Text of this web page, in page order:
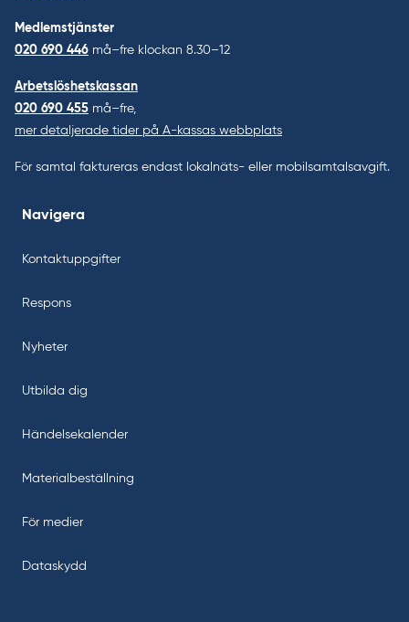
Medlemstjänster
020 690 446 må–fre klockan 8.30–12
Arbetslöshetskassan
020 690 455 må–fre,
mer detaljerade tider på A-kassas webbplats
För samtal faktureras endast lokalnäts- eller mobilsamtalsavgift.
Navigera
Kontaktuppgifter
Respons
Nyheter
Utbilda dig
Händelsekalender
Materialbeställning
För medier
Dataskydd